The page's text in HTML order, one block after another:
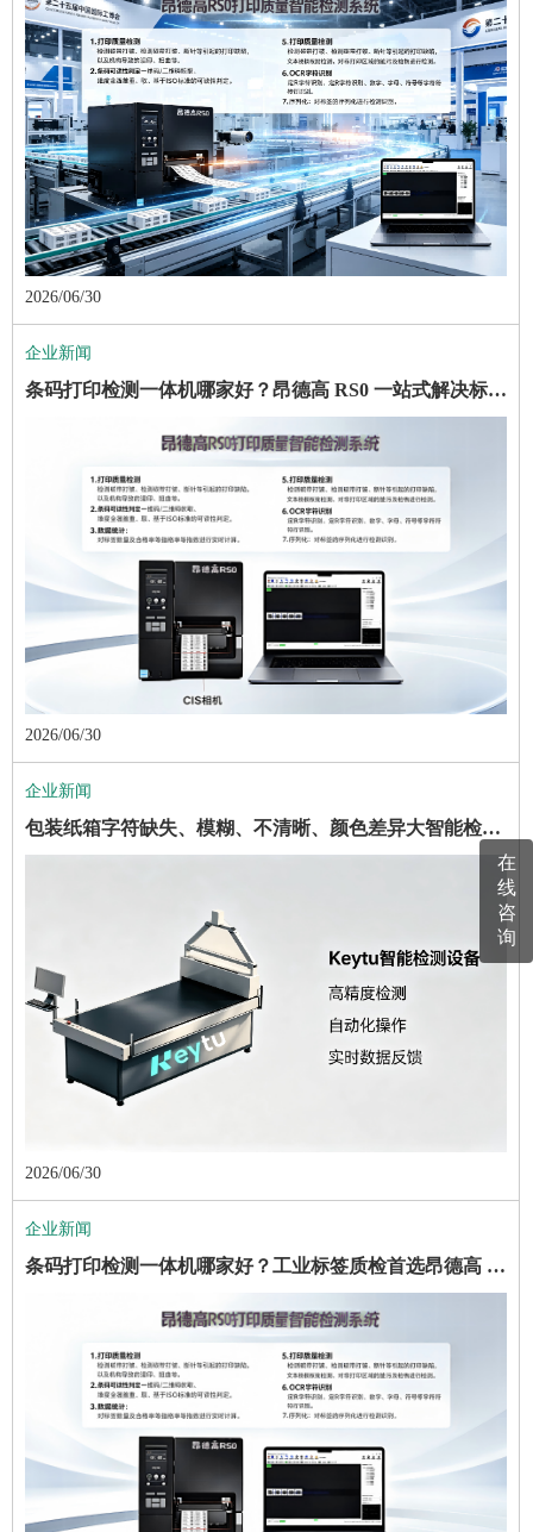
2026/06/30
企业新闻
条码打印检测一体机哪家好？昂德高 RS0 一站式解决标签质检难题
2026/06/30
企业新闻
包装纸箱字符缺失、模糊、不清晰、颜色差异大智能检测方案 —— 昂德高 KEYTU 包装纸箱首件对版机落地应用价值分析
2026/06/30
企业新闻
条码打印检测一体机哪家好？工业标签质检首选昂德高 RS0 一体机
在
线
咨
询